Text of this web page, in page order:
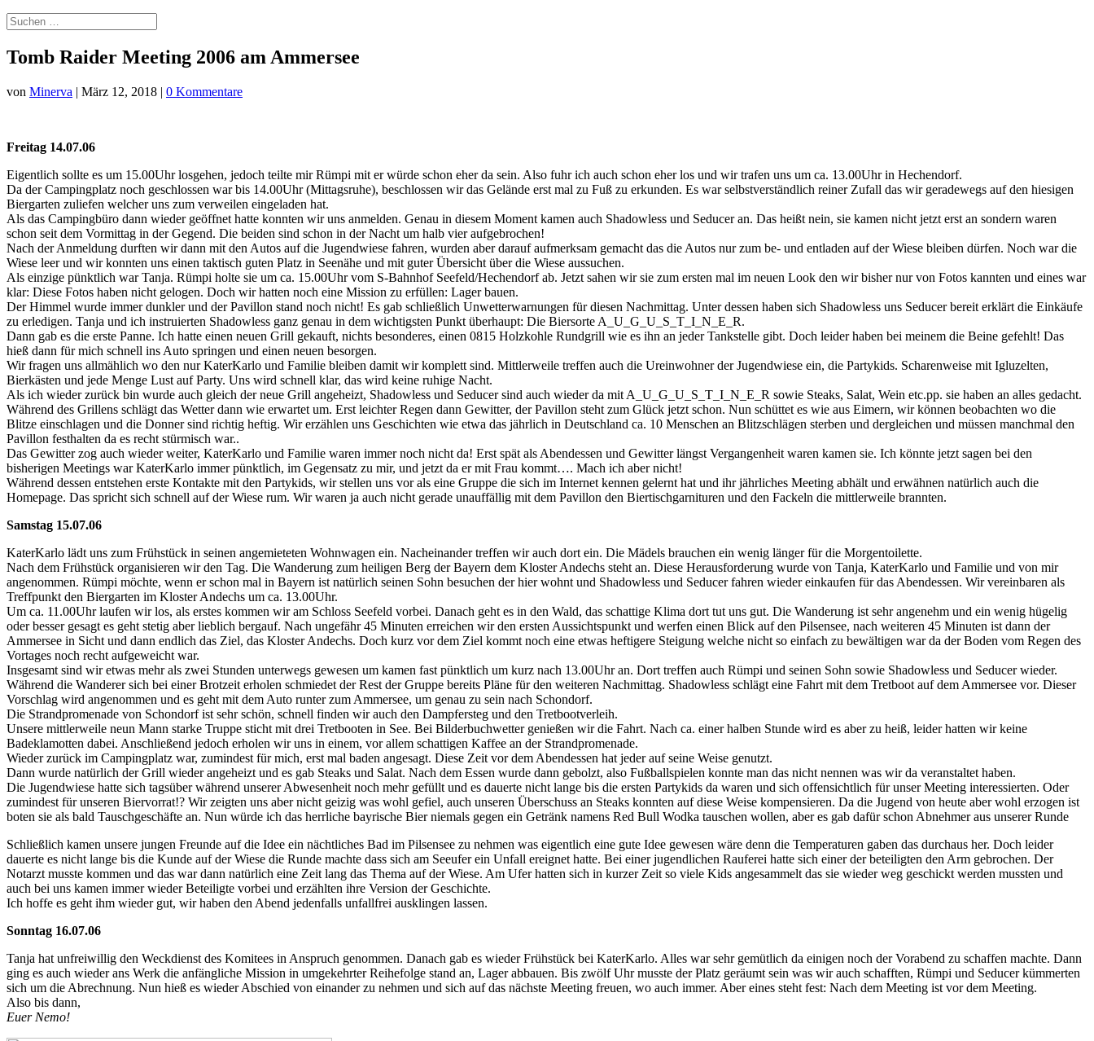
Tomb Raider Meeting 2006 am Ammersee
von Minerva | März 12, 2018 | 0 Kommentare
Freitag 14.07.06
Eigentlich sollte es um 15.00Uhr losgehen, jedoch teilte mir Rümpi mit er würde schon eher da sein. Also fuhr ich auch schon eher los und wir trafen uns um ca. 13.00Uhr in Hechendorf.
Da der Campingplatz noch geschlossen war bis 14.00Uhr (Mittagsruhe), beschlossen wir das Gelände erst mal zu Fuß zu erkunden. Es war selbstverständlich reiner Zufall das wir geradewegs auf den hiesigen
Biergarten zuliefen welcher uns zum verweilen eingeladen hat.
Als das Campingbüro dann wieder geöffnet hatte konnten wir uns anmelden. Genau in diesem Moment kamen auch Shadowless und Seducer an. Das heißt nein, sie kamen nicht jetzt erst an sondern waren
schon seit dem Vormittag in der Gegend. Die beiden sind schon in der Nacht um halb vier aufgebrochen!
Nach der Anmeldung durften wir dann mit den Autos auf die Jugendwiese fahren, wurden aber darauf aufmerksam gemacht das die Autos nur zum be- und entladen auf der Wiese bleiben dürfen. Noch war die
Wiese leer und wir konnten uns einen taktisch guten Platz in Seenähe und mit guter Übersicht über die Wiese aussuchen.
Als einzige pünktlich war Tanja. Rümpi holte sie um ca. 15.00Uhr vom S-Bahnhof Seefeld/Hechendorf ab. Jetzt sahen wir sie zum ersten mal im neuen Look den wir bisher nur von Fotos kannten und eines war
klar: Diese Fotos haben nicht gelogen. Doch wir hatten noch eine Mission zu erfüllen: Lager bauen.
Der Himmel wurde immer dunkler und der Pavillon stand noch nicht! Es gab schließlich Unwetterwarnungen für diesen Nachmittag. Unter dessen haben sich Shadowless uns Seducer bereit erklärt die Einkäufe
zu erledigen. Tanja und ich instruierten Shadowless ganz genau in dem wichtigsten Punkt überhaupt: Die Biersorte A_U_G_U_S_T_I_N_E_R.
Dann gab es die erste Panne. Ich hatte einen neuen Grill gekauft, nichts besonderes, einen 0815 Holzkohle Rundgrill wie es ihn an jeder Tankstelle gibt. Doch leider haben bei meinem die Beine gefehlt! Das
hieß dann für mich schnell ins Auto springen und einen neuen besorgen.
Wir fragen uns allmählich wo den nur KaterKarlo und Familie bleiben damit wir komplett sind. Mittlerweile treffen auch die Ureinwohner der Jugendwiese ein, die Partykids. Scharenweise mit Igluzelten,
Bierkästen und jede Menge Lust auf Party. Uns wird schnell klar, das wird keine ruhige Nacht.
Als ich wieder zurück bin wurde auch gleich der neue Grill angeheizt, Shadowless und Seducer sind auch wieder da mit A_U_G_U_S_T_I_N_E_R sowie Steaks, Salat, Wein etc.pp. sie haben an alles gedacht.
Während des Grillens schlägt das Wetter dann wie erwartet um. Erst leichter Regen dann Gewitter, der Pavillon steht zum Glück jetzt schon. Nun schüttet es wie aus Eimern, wir können beobachten wo die
Blitze einschlagen und die Donner sind richtig heftig. Wir erzählen uns Geschichten wie etwa das jährlich in Deutschland ca. 10 Menschen an Blitzschlägen sterben und dergleichen und müssen manchmal den
Pavillon festhalten da es recht stürmisch war..
Das Gewitter zog auch wieder weiter, KaterKarlo und Familie waren immer noch nicht da! Erst spät als Abendessen und Gewitter längst Vergangenheit waren kamen sie. Ich könnte jetzt sagen bei den
bisherigen Meetings war KaterKarlo immer pünktlich, im Gegensatz zu mir, und jetzt da er mit Frau kommt…. Mach ich aber nicht!
Während dessen entstehen erste Kontakte mit den Partykids, wir stellen uns vor als eine Gruppe die sich im Internet kennen gelernt hat und ihr jährliches Meeting abhält und erwähnen natürlich auch die
Homepage. Das spricht sich schnell auf der Wiese rum. Wir waren ja auch nicht gerade unauffällig mit dem Pavillon den Biertischgarnituren und den Fackeln die mittlerweile brannten.
Samstag 15.07.06
KaterKarlo lädt uns zum Frühstück in seinen angemieteten Wohnwagen ein. Nacheinander treffen wir auch dort ein. Die Mädels brauchen ein wenig länger für die Morgentoilette.
Nach dem Frühstück organisieren wir den Tag. Die Wanderung zum heiligen Berg der Bayern dem Kloster Andechs steht an. Diese Herausforderung wurde von Tanja, KaterKarlo und Familie und von mir
angenommen. Rümpi möchte, wenn er schon mal in Bayern ist natürlich seinen Sohn besuchen der hier wohnt und Shadowless und Seducer fahren wieder einkaufen für das Abendessen. Wir vereinbaren als
Treffpunkt den Biergarten im Kloster Andechs um ca. 13.00Uhr.
Um ca. 11.00Uhr laufen wir los, als erstes kommen wir am Schloss Seefeld vorbei. Danach geht es in den Wald, das schattige Klima dort tut uns gut. Die Wanderung ist sehr angenehm und ein wenig hügelig
oder besser gesagt es geht stetig aber lieblich bergauf. Nach ungefähr 45 Minuten erreichen wir den ersten Aussichtspunkt und werfen einen Blick auf den Pilsensee, nach weiteren 45 Minuten ist dann der
Ammersee in Sicht und dann endlich das Ziel, das Kloster Andechs. Doch kurz vor dem Ziel kommt noch eine etwas heftigere Steigung welche nicht so einfach zu bewältigen war da der Boden vom Regen des
Vortages noch recht aufgeweicht war.
Insgesamt sind wir etwas mehr als zwei Stunden unterwegs gewesen um kamen fast pünktlich um kurz nach 13.00Uhr an. Dort treffen auch Rümpi und seinen Sohn sowie Shadowless und Seducer wieder.
Während die Wanderer sich bei einer Brotzeit erholen schmiedet der Rest der Gruppe bereits Pläne für den weiteren Nachmittag. Shadowless schlägt eine Fahrt mit dem Tretboot auf dem Ammersee vor. Dieser
Vorschlag wird angenommen und es geht mit dem Auto runter zum Ammersee, um genau zu sein nach Schondorf.
Die Strandpromenade von Schondorf ist sehr schön, schnell finden wir auch den Dampfersteg und den Tretbootverleih.
Unsere mittlerweile neun Mann starke Truppe sticht mit drei Tretbooten in See. Bei Bilderbuchwetter genießen wir die Fahrt. Nach ca. einer halben Stunde wird es aber zu heiß, leider hatten wir keine
Badeklamotten dabei. Anschließend jedoch erholen wir uns in einem, vor allem schattigen Kaffee an der Strandpromenade.
Wieder zurück im Campingplatz war, zumindest für mich, erst mal baden angesagt. Diese Zeit vor dem Abendessen hat jeder auf seine Weise genutzt.
Dann wurde natürlich der Grill wieder angeheizt und es gab Steaks und Salat. Nach dem Essen wurde dann gebolzt, also Fußballspielen konnte man das nicht nennen was wir da veranstaltet haben.
Die Jugendwiese hatte sich tagsüber während unserer Abwesenheit noch mehr gefüllt und es dauerte nicht lange bis die ersten Partykids da waren und sich offensichtlich für unser Meeting interessierten. Oder
zumindest für unseren Biervorrat!? Wir zeigten uns aber nicht geizig was wohl gefiel, auch unseren Überschuss an Steaks konnten auf diese Weise kompensieren. Da die Jugend von heute aber wohl erzogen ist
boten sie als bald Tauschgeschäfte an. Nun würde ich das herrliche bayrische Bier niemals gegen ein Getränk namens Red Bull Wodka tauschen wollen, aber es gab dafür schon Abnehmer aus unserer Runde
Schließlich kamen unsere jungen Freunde auf die Idee ein nächtliches Bad im Pilsensee zu nehmen was eigentlich eine gute Idee gewesen wäre denn die Temperaturen gaben das durchaus her. Doch leider
dauerte es nicht lange bis die Kunde auf der Wiese die Runde machte dass sich am Seeufer ein Unfall ereignet hatte. Bei einer jugendlichen Rauferei hatte sich einer der beteiligten den Arm gebrochen. Der
Notarzt musste kommen und das war dann natürlich eine Zeit lang das Thema auf der Wiese. Am Ufer hatten sich in kurzer Zeit so viele Kids angesammelt das sie wieder weg geschickt werden mussten und
auch bei uns kamen immer wieder Beteiligte vorbei und erzählten ihre Version der Geschichte.
Ich hoffe es geht ihm wieder gut, wir haben den Abend jedenfalls unfallfrei ausklingen lassen.
Sonntag 16.07.06
Tanja hat unfreiwillig den Weckdienst des Komitees in Anspruch genommen. Danach gab es wieder Frühstück bei KaterKarlo. Alles war sehr gemütlich da einigen noch der Vorabend zu schaffen machte. Dann
ging es auch wieder ans Werk die anfängliche Mission in umgekehrter Reihefolge stand an, Lager abbauen. Bis zwölf Uhr musste der Platz geräumt sein was wir auch schafften, Rümpi und Seducer kümmerten
sich um die Abrechnung. Nun hieß es wieder Abschied von einander zu nehmen und sich auf das nächste Meeting freuen, wo auch immer. Aber eines steht fest: Nach dem Meeting ist vor dem Meeting.
Also bis dann,
Euer Nemo!